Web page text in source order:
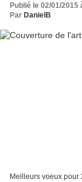
Publié le 02/01/2015
Par DanielB
Meilleurs voeux pour